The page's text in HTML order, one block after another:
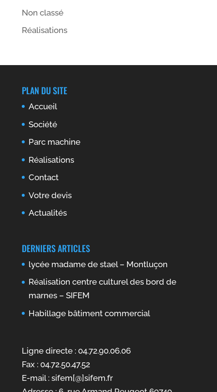
Non classé
Réalisations
PLAN DU SITE
Accueil
Société
Parc machine
Réalisations
Contact
Votre devis
Actualités
DERNIERS ARTICLES
lycée madame de stael – Montluçon
Réalisation centre culturel des bord de
marnes – SIFEM
Habillage bâtiment commercial
Ligne directe : 04.72.90.06.06
Fax : 04.72.50.47.52
E-mail : sifem[@]sifem.fr